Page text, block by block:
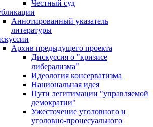
Честный суд
Аннотированный указатель
литературы
Архив предыдущего проекта
Дискуссия о "кризисе
либерализма"
Идеология консерватизма
Национальная идея
Пути легитимации "управляемой
демократии"
Ужесточение уголовного и
уголовно-процесуального